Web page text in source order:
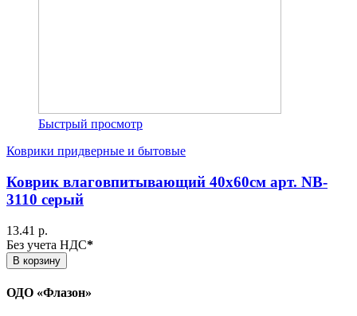
Быстрый просмотр
Коврики придверные и бытовые
Коврик влаговпитывающий 40х60см арт. NB-
3110 серый
13.41 р.
Без учета НДС*
В корзину
ОДО «Флазон»